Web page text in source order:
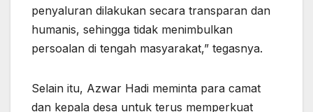
penyaluran dilakukan secara transparan dan
humanis, sehingga tidak menimbulkan
persoalan di tengah masyarakat,” tegasnya.
Selain itu, Azwar Hadi meminta para camat
dan kepala desa untuk terus memperkuat